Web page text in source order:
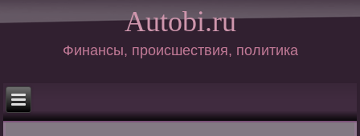
Autobi.ru
Финансы, происшествия, политика